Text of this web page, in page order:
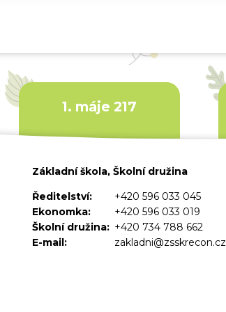
1. máje 217
Základní škola, Školní družina
Ředitelství:
+420 596 033 045
Ekonomka:
+420 596 033 019
Školní družina: +420 734 788 662
E-mail:
zakladni@zsskrecon.cz